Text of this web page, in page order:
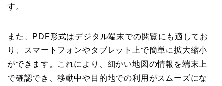
す。
また、PDF形式はデジタル端末での閲覧にも適してお
り、スマートフォンやタブレット上で簡単に拡大縮小
ができます。これにより、細かい地図の情報を端末上
で確認でき、移動中や目的地での利用がスムーズにな